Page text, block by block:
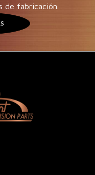
de fabricación.